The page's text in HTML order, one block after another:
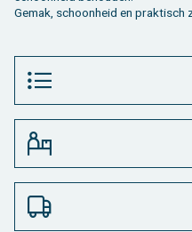
Gemak, schoon­heid en prak­tisch